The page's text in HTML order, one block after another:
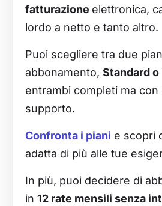
fatturazione elettronica,
lordo a netto e tanto altro.
Puoi scegliere tra due
abbonamento,Standard
entrambi completi ma con
supporto.
Confronta i piani e scopri
adatta di più alle tue
In più, puoi decidere di
in12 rate mensili senza